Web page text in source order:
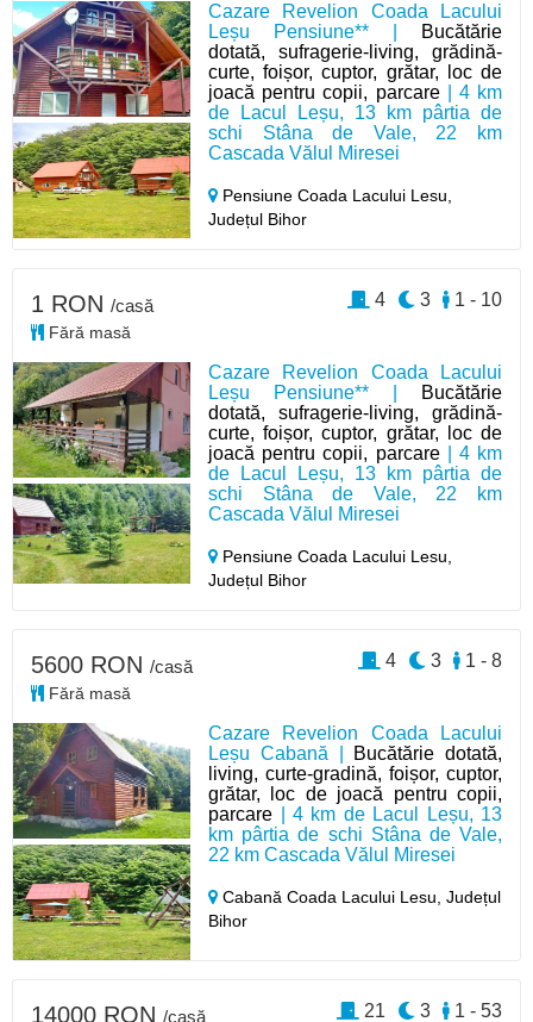
Cazare Revelion Coada Lacului
Leșu Pensiune** |
Bucătărie
dotată, sufragerie-living, grădină-
curte, foișor, cuptor, grătar, loc de
joacă pentru copii, parcare| 4 km
de Lacul Leșu, 13 km pârtia de
schi Stâna de Vale, 22 km
Cascada Vălul Miresei
Pensiune Coada Lacului Lesu,
Județul Bihor
Cazare Revelion Coada Lacului
Leșu Pensiune** |
Bucătărie
dotată, sufragerie-living, grădină-
curte, foișor, cuptor, grătar, loc de
joacă pentru copii, parcare| 4 km
de Lacul Leșu, 13 km pârtia de
schi Stâna de Vale, 22 km
Cascada Vălul Miresei
Pensiune Coada Lacului Lesu,
Județul Bihor
1 RON /casă
Fără masă
1 - 10
3
4
Cazare Revelion Coada Lacului
Leșu Cabană |
Bucătărie dotată,
living, curte-gradină, foișor, cuptor,
grătar, loc de joacă pentru copii,
parcare | 4 km de Lacul Leșu, 13
km pârtia de schi Stâna de Vale,
22 km Cascada Vălul Miresei
Cabană Coada Lacului Lesu,Județul
Bihor
5600 RON /casă
Fără masă
1 - 8
3
4
14000 RON /casă 1 - 53
3
21